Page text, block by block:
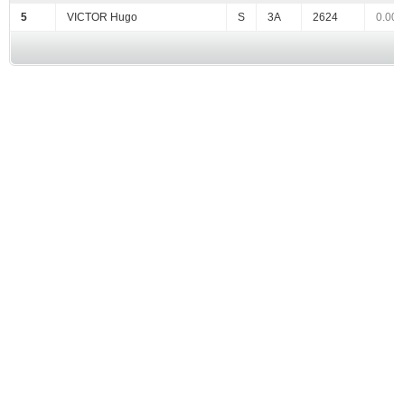
5 VICTOR Hugo S 3A 2624